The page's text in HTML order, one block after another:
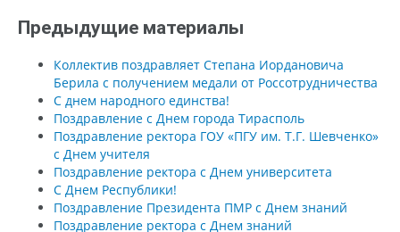
Предыдущие материалы
Коллектив поздравляет Степана Иордановича
Берила с получением медали от Россотрудничества
С днем народного единства!
Поздравление с Днем города Тирасполь
Поздравление ректора ГОУ «ПГУ им. Т.Г. Шевченко»
с Днем учителя
Поздравление ректора с Днем университета
С Днем Республики!
Поздравление Президента ПМР с Днем знаний
Поздравление ректора с Днем знаний